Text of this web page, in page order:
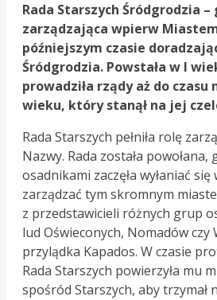
Rada Starszych Śródgrodzia
zarządzająca wpierw
późniejszym czasie
Śródgrodzia. Powstała w I
prowadziła rządy aż do czasu
wieku, który stanął na jej
Rada Starszych pełniła rolę
Nazwy. Rada została powołana,
osadnikami zaczęła wyłaniać
zarządzać tym skromnym
z przedstawicieli różnych grup
lud Oświeconych, Nomadów czy
przylądka Kapados. W czasie
Rada Starszych powierzyła mu
spośród Starszych, aby trzymał